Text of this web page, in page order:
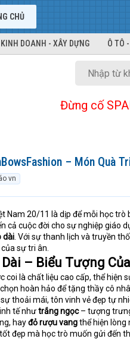
CHỦ
KINH DOANH - XÂY DỰNG Ô TÔ
Đừng cố
– Món Quà
vn
Nam 20/11 là dịp để mỗi học
cả cuộc đời cho sự nghiệp giáo
dài . Với sự thanh lịch và truyền
sự tri ân.
– Biểu Tượng
coi là chất liệu cao cấp, thể hiện
hoàn hảo để tặng thầy cô
thoải mái, tôn vinh vẻ đẹp tự
tế nhưtrắng ngọc– tượng
hayđỏ rượu vangthể hiện lòng
đẹp mà học trò muốn gửi đến